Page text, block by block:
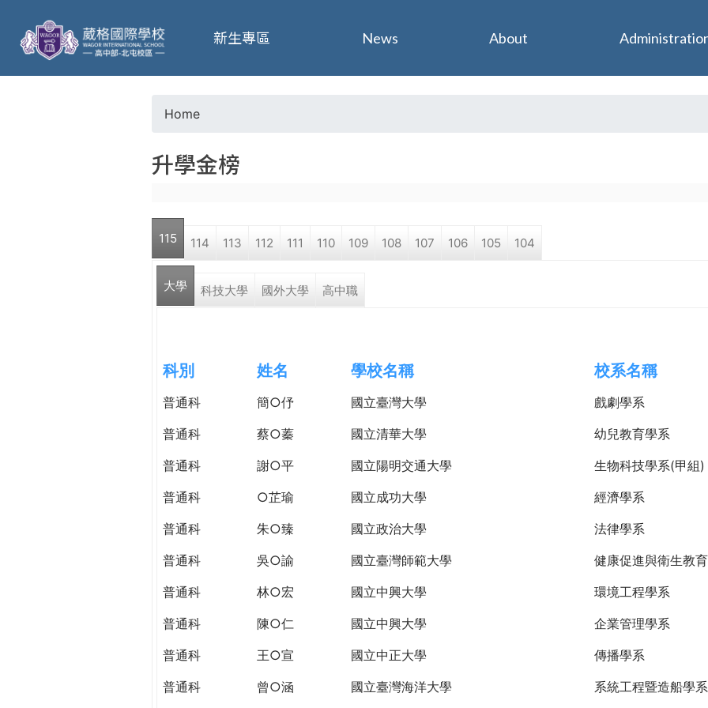
葳
格
o
u
a
r
h
e
r
Home
升學金榜
115 114 113 112 111 110 109 108 107 106 105 104
大學 科技大學 國外大學 高中職
科別 姓名 學校名稱 校系名稱
普通科 簡○伃 國立臺灣大學
戲劇學系
普通科
蔡○蓁 國立清華大學
幼兒教育學系
普通科
謝○平 國立陽明交通大學
生物科技學系(甲組)
普通科
○芷瑜 國立成功大學
經濟學系
普通科
朱○臻 國立政治大學
法律學系
普通科
吳○諭 國立臺灣師範大學
健康促進與衛生教
普通科
林○宏 國立中興大學
環境工程學系
普通科
陳○仁 國立中興大學
企業管理學系
普通科
王○宣 國立中正大學
傳播學系
普通科
曾○涵 國立臺灣海洋大學 系統工程暨造船學系
新生專區 News About